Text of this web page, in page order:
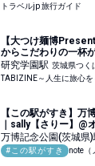
トラベルjp 旅行ガイド
【大つけ麺博
からこだわりの一杯
公園 | TABIZINE～人
研究学園駅 茨城県つく
TABIZINE～人生に旅心を
【この駅がすき】万
｜sally【さりー】@
万博記念公園(茨城県)
#この駅がすき
note（